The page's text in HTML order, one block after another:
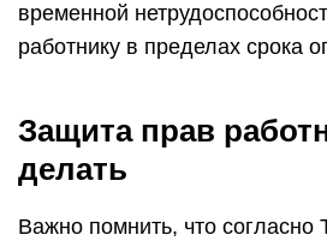
временной
работнику в пределах срока
Защита прав
делать
Важно помнить, что согласно